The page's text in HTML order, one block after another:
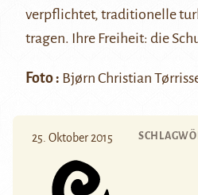
verpflichtet, traditionelle
tragen. Ihre Freiheit: die
Foto : Bjørn Christian
25. Oktober 2015